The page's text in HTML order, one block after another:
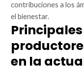
contribuciones a los
el bienestar.
en la